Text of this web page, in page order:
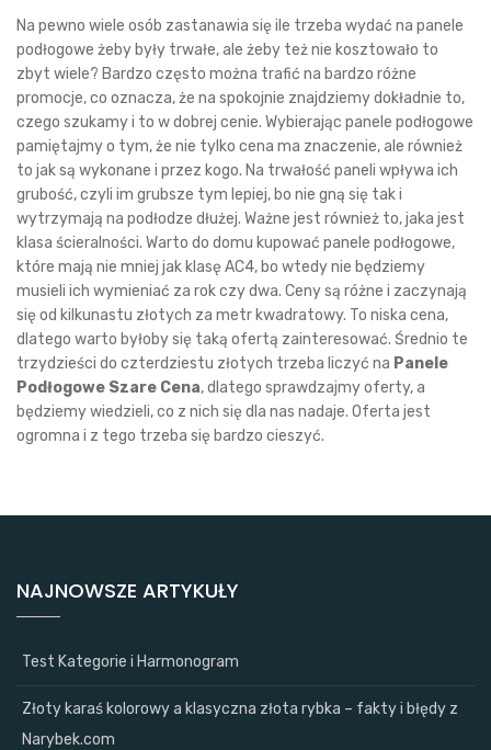
Na pewno wiele osób zastanawia się ile trzeba wydać na panele
podłogowe żeby były trwałe, ale żeby też nie kosztowało to
zbyt wiele? Bardzo często można trafić na bardzo różne
promocje, co oznacza, że na spokojnie znajdziemy dokładnie to,
czego szukamy i to w dobrej cenie. Wybierając panele podłogowe
pamiętajmy o tym, że nie tylko cena ma znaczenie, ale również
to jak są wykonane i przez kogo. Na trwałość paneli wpływa ich
grubość, czyli im grubsze tym lepiej, bo nie gną się tak i
wytrzymają na podłodze dłużej. Ważne jest również to, jaka jest
klasa ścieralności. Warto do domu kupować panele podłogowe,
które mają nie mniej jak klasę AC4, bo wtedy nie będziemy
musieli ich wymieniać za rok czy dwa. Ceny są różne i zaczynają
się od kilkunastu złotych za metr kwadratowy. To niska cena,
dlatego warto byłoby się taką ofertą zainteresować. Średnio te
trzydzieści do czterdziestu złotych trzeba liczyć na Panele
Podłogowe Szare Cena, dlatego sprawdzajmy oferty, a
będziemy wiedzieli, co z nich się dla nas nadaje. Oferta jest
ogromna i z tego trzeba się bardzo cieszyć.
NAJNOWSZE ARTYKUŁY
Test Kategorie i Harmonogram
Złoty karaś kolorowy a klasyczna złota rybka – fakty i błędy z
Narybek.com